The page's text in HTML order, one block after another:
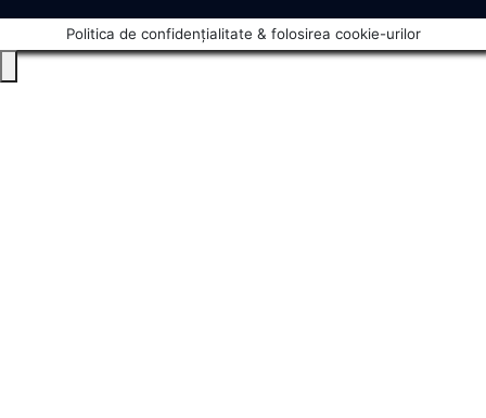
Politica de confidențialitate & folosirea cookie-urilor